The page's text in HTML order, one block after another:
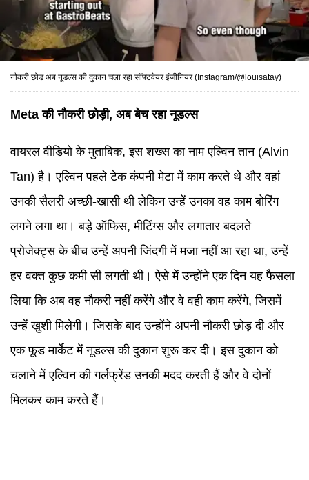
नौकरी छोड़ अब नूडल्स की दुकान चला रहा सॉफ्टवेयर इंजीनियर (Instagram/@louisatay)
Meta की नौकरी छोड़ी, अब बेच रहा नूडल्स
वायरल वीडियो के मुताबिक, इस शख्स का नाम एल्विन तान (Alvin
Tan) है। एल्विन पहले टेक कंपनी मेटा में काम करते थे और वहां
उनकी सैलरी अच्छी-खासी थी लेकिन उन्हें उनका वह काम बोरिंग
लगने लगा था। बड़े ऑफिस, मीटिंग्स और लगातार बदलते
प्रोजेक्ट्स के बीच उन्हें अपनी जिंदगी में मजा नहीं आ रहा था, उन्हें
हर वक्त कुछ कमी सी लगती थी। ऐसे में उन्होंने एक दिन यह फैसला
लिया कि अब वह नौकरी नहीं करेंगे और वे वही काम करेंगे, जिसमें
उन्हें खुशी मिलेगी। जिसके बाद उन्होंने अपनी नौकरी छोड़ दी और
एक फूड मार्केट में नूडल्स की दुकान शुरू कर दी। इस दुकान को
चलाने में एल्विन की गर्लफ्रेंड उनकी मदद करती हैं और वे दोनों
मिलकर काम करते हैं।